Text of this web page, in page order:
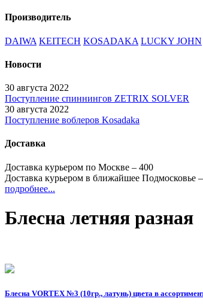
Производитель
DAIWA KEITECH KOSADAKA LUCKY JOHN
Новости
30 августа 2022
Поступление спиннингов ZETRIX SOLVER
30 августа 2022
Поступление воблеров Kosadaka
Доставка
Доставка курьером по Москве – 400
Доставка курьером в ближайшее Подмосковье
подробнее...
Блесна летняя разная
Блесна VORTEX №3 (10гр., латунь) цвета в